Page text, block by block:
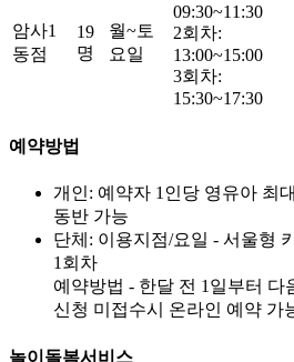
암사1
동점
19
명
월~토
요일
09:30~11:30
2회차:
13:00~15:00
3회차:
15:30~17:30
예약방법
개인: 예약자 1인당 영유아 최
동반 가능
단체: 이용지점/요일 - 서울형
1회차
예약방법 - 한달 전 1일부터 다
신청 미접수시 온라인 예약 가
놀이돌봄서비스